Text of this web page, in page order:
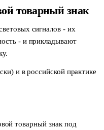
товарный знак
сигналов - их
- и прикладывают
и в российской практике
товарный знак под